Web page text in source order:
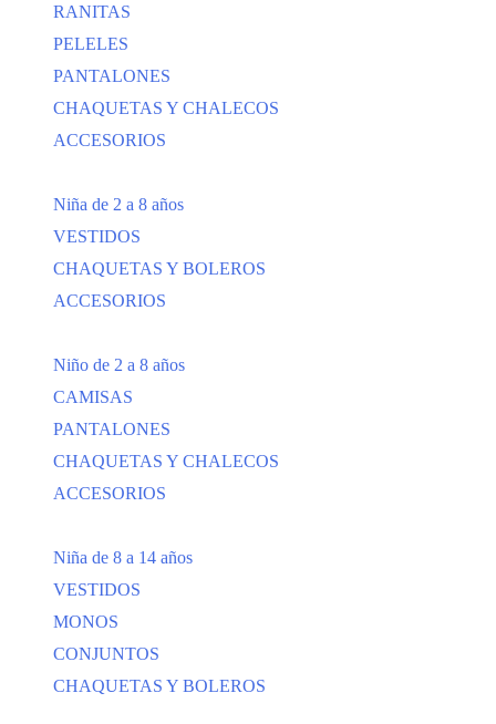
RANITAS
PELELES
PANTALONES
CHAQUETAS Y CHALECOS
ACCESORIOS
Niña de 2 a 8 años
VESTIDOS
CHAQUETAS Y BOLEROS
ACCESORIOS
Niño de 2 a 8 años
CAMISAS
PANTALONES
CHAQUETAS Y CHALECOS
ACCESORIOS
Niña de 8 a 14 años
VESTIDOS
MONOS
CONJUNTOS
CHAQUETAS Y BOLEROS